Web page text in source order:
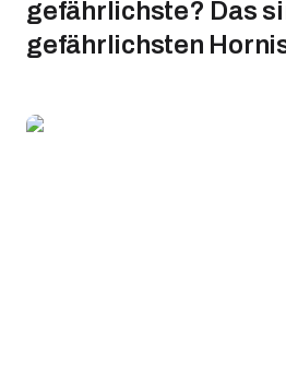
gefährlichste? Das
gefährlichsten